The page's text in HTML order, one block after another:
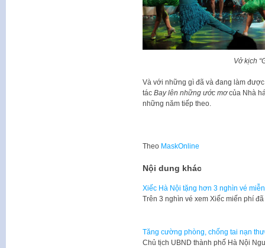
Vở kịch
Và với những gì đã và đang làm
tác Bay lên những ước mơcủa Nhà
những năm tiếp theo.
Theo MaskOnline
Nội dung khác
Xiếc Hà Nội tặng hơn 3 nghìn vé
Trên 3 nghìn vé xem Xiếc miến phí
Tăng cường phòng, chống tai nạn
Chủ tịch UBND thành phố Hà Nội